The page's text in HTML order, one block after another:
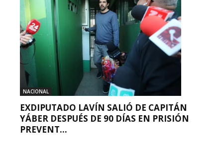
NACIONAL
EXDIPUTADO LAVÍN SALIÓ DE CAPITÁN
YÁBER DESPUÉS DE 90 DÍAS EN PRISIÓN
PREVENT...